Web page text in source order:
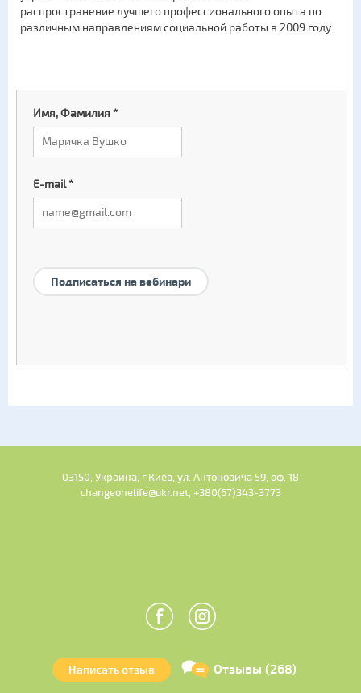
распространение лучшего профессионального опыта по
различным направлениям социальной работы в 2009 году.
Имя, Фамилия *
E-mail*
Подписаться на вебинари
03150, Украина, г.Киев, ул. Антоновича 59, оф. 18
changeonelife@ukr.net, +380(67)343-3773
Написать отзыв Отзывы (268)